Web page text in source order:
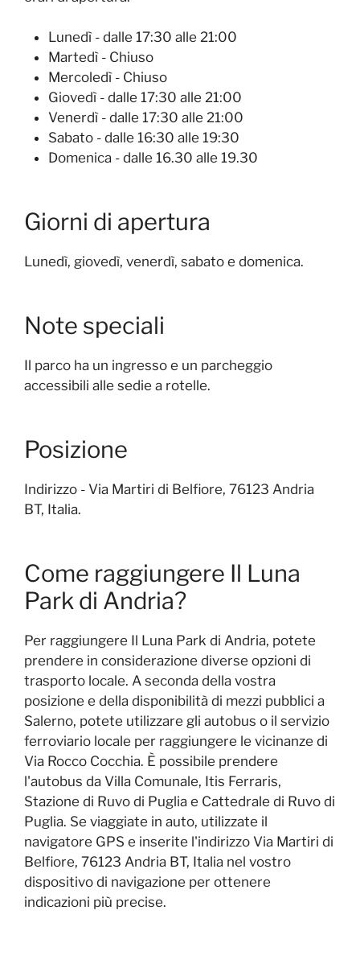
Lunedì - dalle 17:30 alle 21:00
Martedì - Chiuso
Mercoledì - Chiuso
Giovedì - dalle 17:30 alle 21:00
Venerdì - dalle 17:30 alle 21:00
Sabato - dalle 16:30 alle 19:30
Domenica - dalle 16.30 alle 19.30
Giorni di apertura
Lunedì, giovedì, venerdì, sabato e domenica.
Note speciali
Il parco ha un ingresso e un parcheggio
accessibili alle sedie a rotelle.
Posizione
Indirizzo - Via Martiri di Belfiore, 76123 Andria
BT, Italia.
Come raggiungere Il Luna
Park di Andria?
Per raggiungere Il Luna Park di Andria, potete
prendere in considerazione diverse opzioni di
trasporto locale. A seconda della vostra
posizione e della disponibilità di mezzi pubblici a
Salerno, potete utilizzare gli autobus o il servizio
ferroviario locale per raggiungere le vicinanze di
Via Rocco Cocchia. È possibile prendere
l'autobus da Villa Comunale, Itis Ferraris,
Stazione di Ruvo di Puglia e Cattedrale di Ruvo di
Puglia. Se viaggiate in auto, utilizzate il
navigatore GPS e inserite l'indirizzo Via Martiri di
Belfiore, 76123 Andria BT, Italia nel vostro
dispositivo di navigazione per ottenere
indicazioni più precise.